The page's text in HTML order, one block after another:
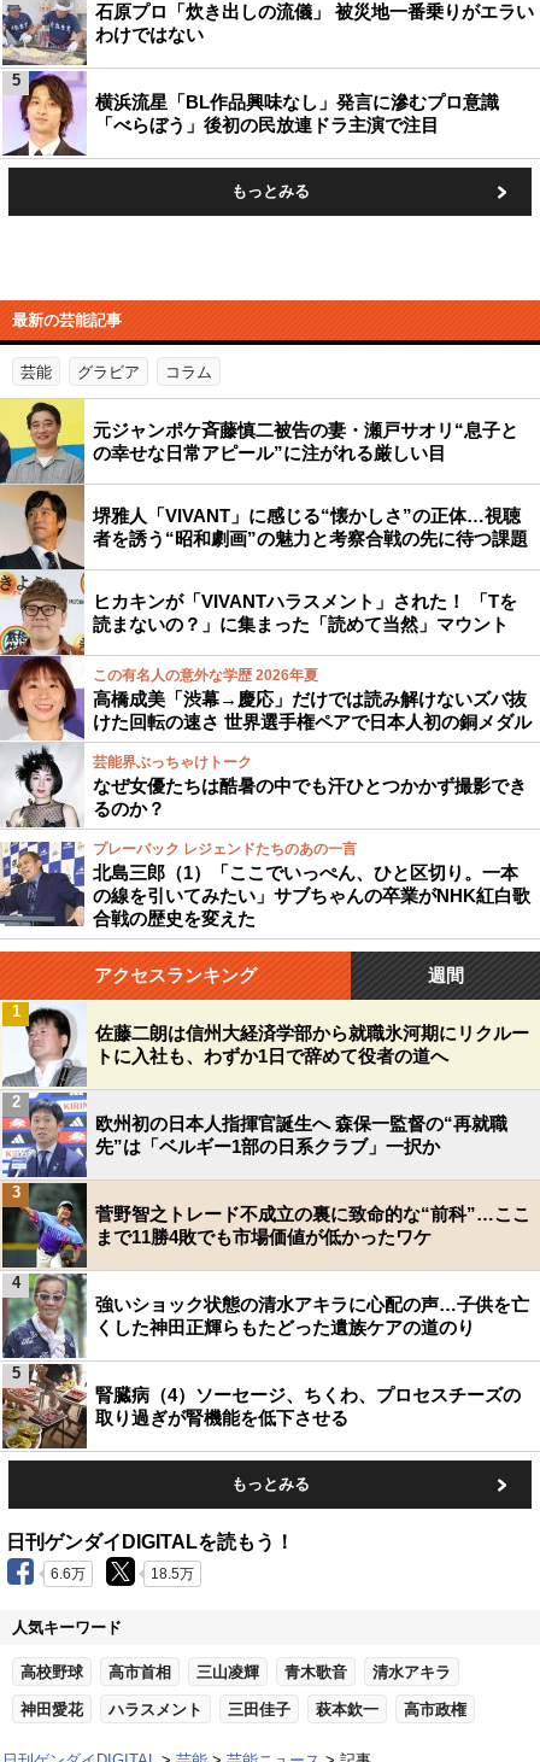
石原プロ「炊き出しの流儀」 被災地一番乗りがエラい
わけではない
横浜流星「BL作品興味なし」発言に滲むプロ意識
「べらぼう」後初の民放連ドラ主演で注目
5
もっとみる
最新の芸能記事
芸能 グラビア コラム
元ジャンポケ斉藤慎二被告の妻・瀬戸サオリ“息子と
の幸せな日常アピール”に注がれる厳しい目
堺雅人「VIVANT」に感じる“懐かしさ”の正体…視聴
者を誘う“昭和劇画”の魅力と考察合戦の先に待つ課題
ヒカキンが「VIVANTハラスメント」された！ 「Tを
読まないの？」に集まった「読めて当然」マウント
この有名人の意外な学歴 2026年夏
高橋成美「渋幕→慶応」だけでは読み解けないズバ抜
けた回転の速さ 世界選手権ペアで日本人初の銅メダル
芸能界ぶっちゃけトーク
なぜ女優たちは酷暑の中でも汗ひとつかかず撮影でき
るのか？
プレーバック レジェンドたちのあの一言
北島三郎（1）「ここでいっぺん、ひと区切り。一本
の線を引いてみたい」サブちゃんの卒業がNHK紅白歌
合戦の歴史を変えた
アクセスランキング 週間
佐藤二朗は信州大経済学部から就職氷河期にリクルー
トに入社も、わずか1日で辞めて役者の道へ
1
欧州初の日本人指揮官誕生へ 森保一監督の“再就職
先”は「ベルギー1部の日系クラブ」一択か
2
菅野智之トレード不成立の裏に致命的な“前科”…ここ
まで11勝4敗でも市場価値が低かったワケ
3
強いショック状態の清水アキラに心配の声…子供を亡
くした神田正輝らもたどった遺族ケアの道のり
4
腎臓病（4）ソーセージ、ちくわ、プロセスチーズの
取り過ぎが腎機能を低下させる
5
もっとみる
日刊ゲンダイDIGITALを読もう！
6.6万 18.5万
人気キーワード
高校野球 高市首相 三山凌輝 青木歌音 清水アキラ
神田愛花 ハラスメント 三田佳子 萩本欽一 高市政権